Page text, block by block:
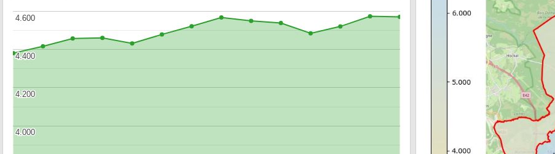
4.000
4.000
4.200
4.200
4.400
4.400
4.600
4.600